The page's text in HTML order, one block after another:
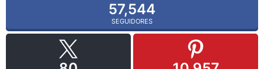
57,544
SEGUIDORES